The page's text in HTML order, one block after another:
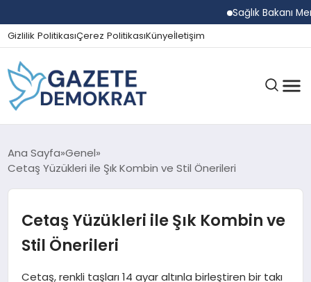
Sağlık Bakanı
Gizlilik PolitikasıÇerez PolitikasıKünyeİletişim
GÜNDEM
SPOR
Ana Sayfa Genel
Cetaş Yüzükleri ile Şık Kombin ve Stil Önerileri
Cetaş Yüzükleri ile Şık Kombin ve
Stil Önerileri
Cetaş, renkli taşları 14 ayar altınla birleştiren bir takı